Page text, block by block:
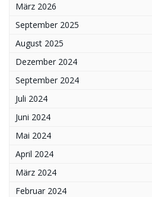
März 2026
September 2025
August 2025
Dezember 2024
September 2024
Juli 2024
Juni 2024
Mai 2024
April 2024
März 2024
Februar 2024